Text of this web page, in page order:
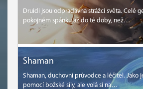
Druidi jsou odpradávna strážci světa. Celé
pokojném spánku až do té doby, než…
Shaman
Shaman, duchovní průvodce a léčitel. Jako
pomocí božské síly, ale volá si na…